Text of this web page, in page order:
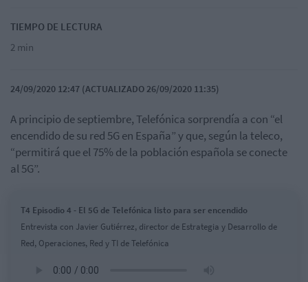
TIEMPO DE LECTURA
2 min
24/09/2020 12:47 (ACTUALIZADO 26/09/2020 11:35)
A principio de septiembre, Telefónica sorprendía a con “el
encendido de su red 5G en España” y que, según la teleco,
“permitirá que el 75% de la población española se conecte
al 5G”.
T4 Episodio 4 - El 5G de Telefónica listo para ser encendido
Entrevista con Javier Gutiérrez, director de Estrategia y Desarrollo de
Red, Operaciones, Red y TI de Telefónica